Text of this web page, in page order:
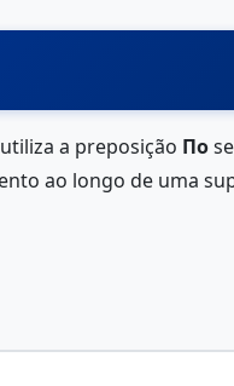
a preposição По
ao longo de uma